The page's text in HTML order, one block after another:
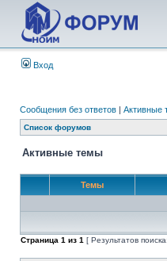
Вход
Сообщения без ответов | Активные
Список форумов
Активные темы
Темы
Страница 1 из 1 [ Результатов